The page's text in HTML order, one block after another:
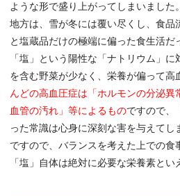
ような形で盛り上がってしまいまし
地方は、雪が冬には覆い尽くし、食品
と塩蔵品だけの極端に偏った食生活だ
「塩」という陽性な「ナトリウム」に
を含む野菜が少なく、栄養が偏って高
んどの高血圧症は「ホルモンの分泌異
血管の汚れ」等によるものですので、
った常識は心身に深刻な害を与えてし
ですので、バランスを考えた上での食
「塩」自体は絶対に必要な栄養素とい